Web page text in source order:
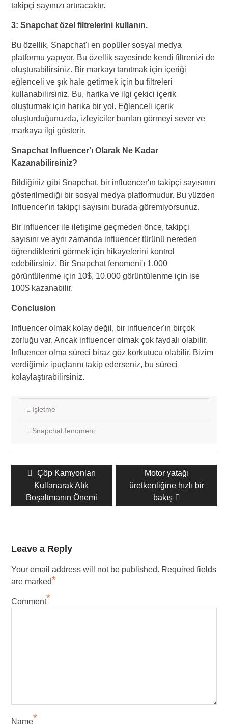
takipçi sayınızı artıracaktır.
3: Snapchat özel filtrelerini kullanın.
Bu özellik, Snapchat'i en popüler sosyal medya
platformu yapıyor. Bu özellik sayesinde kendi filtrenizi de
oluşturabilirsiniz. Bir markayı tanıtmak için içeriği
eğlenceli ve şık hale getirmek için bu filtreleri
kullanabilirsiniz. Bu, harika ve ilgi çekici içerik
oluşturmak için harika bir yol. Eğlenceli içerik
oluşturduğunuzda, izleyiciler bunları görmeyi sever ve
markaya ilgi gösterir.
Snapchat Influencer'ı Olarak Ne Kadar
Kazanabilirsiniz?
Bildiğiniz gibi Snapchat, bir influencer'ın takipçi sayısının
gösterilmediği bir sosyal medya platformudur. Bu yüzden
Influencer'ın takipçi sayısını burada göremiyorsunuz.
Bir influencer ile iletişime geçmeden önce, takipçi
sayısını ve aynı zamanda influencer türünü nereden
öğrendiklerini görmek için hikayelerini kontrol
edebilirsiniz. Bir Snapchat fenomeni'ı 1.000
görüntülenme için 10$, 10.000 görüntülenme için ise
100$ kazanabilir.
Conclusion
Influencer olmak kolay değil, bir influencer'ın birçok
zorluğu var. Ancak influencer olmak çok faydalı olabilir.
Influencer olma süreci biraz göz korkutucu olabilir. Bizim
verdiğimiz ipuçlarını takip ederseniz, bu süreci
kolaylaştırabilirsiniz.
İşletme
Snapchat fenomeni
Gönderi
navigasyonu
Önceki
gönderi:
Çöp Kamyonları
Kullanarak Atık
Boşaltmanın Önemi
Sonraki
gönderi:
Motor yatağı
üretkenliğine hızlı bir
bakış
Leave a Reply
Your email address will not be published. Required fields
are marked*
Comment*
Name*